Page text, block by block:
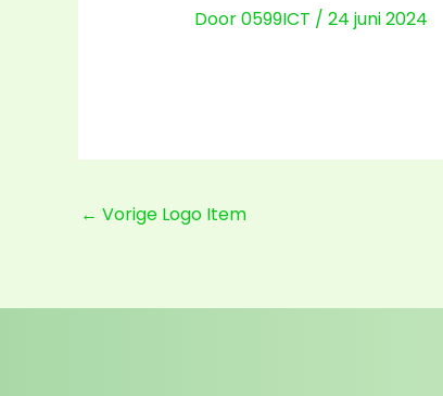
Door0599ICT / 24 juni 2024
← Vorige Logo Item